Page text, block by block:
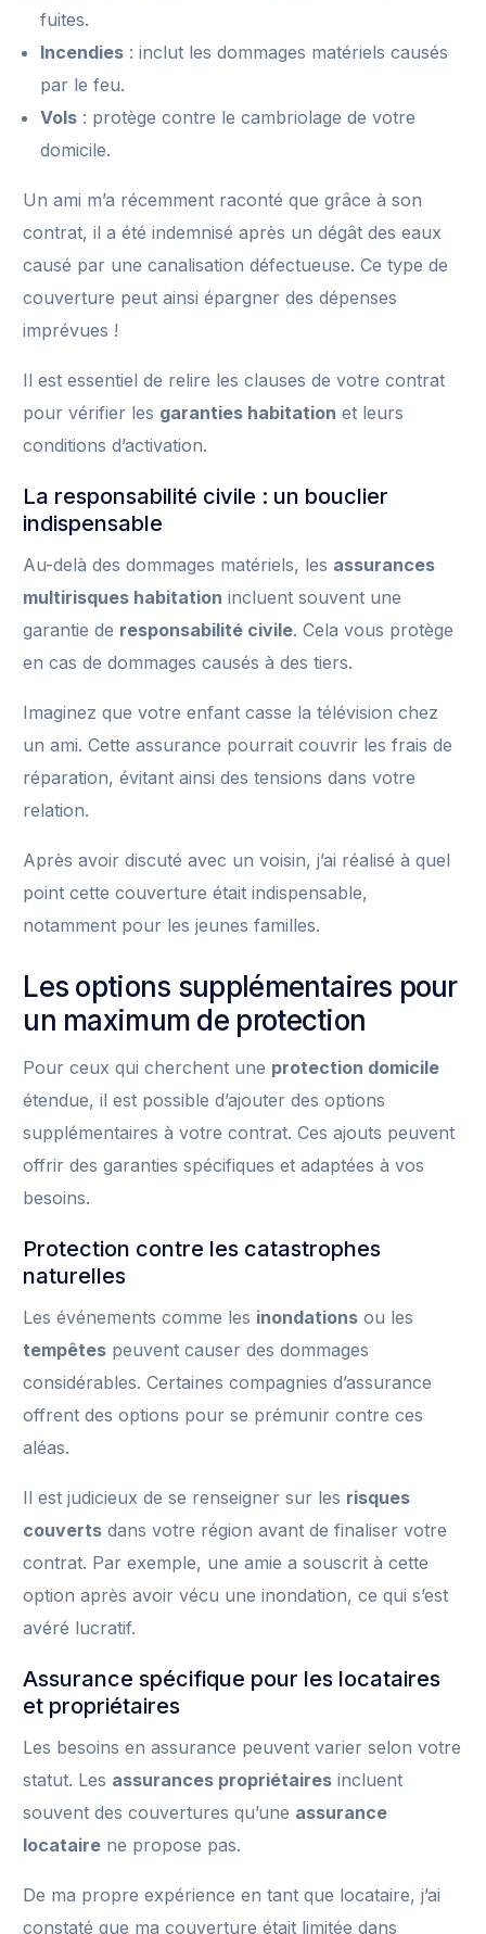
fuites.
Incendies : inclut les dommages matériels causés
par le feu.
Vols : protège contre le cambriolage de votre
domicile.
Un ami m’a récemment raconté que grâce à son
contrat, il a été indemnisé après un dégât des eaux
causé par une canalisation défectueuse. Ce type de
couverture peut ainsi épargner des dépenses
imprévues !
Il est essentiel de relire les clauses de votre contrat
pour vérifier les garanties habitation et leurs
conditions d’activation.
La responsabilité civile : un bouclier
indispensable
Au-delà des dommages matériels, les assurances
multirisques habitation incluent souvent une
garantie de responsabilité civile. Cela vous protège
en cas de dommages causés à des tiers.
Imaginez que votre enfant casse la télévision chez
un ami. Cette assurance pourrait couvrir les frais de
réparation, évitant ainsi des tensions dans votre
relation.
Après avoir discuté avec un voisin, j’ai réalisé à quel
point cette couverture était indispensable,
notamment pour les jeunes familles.
Les options supplémentaires pour
un maximum de protection
Pour ceux qui cherchent une protection domicile
étendue, il est possible d’ajouter des options
supplémentaires à votre contrat. Ces ajouts peuvent
offrir des garanties spécifiques et adaptées à vos
besoins.
Protection contre les catastrophes
naturelles
Les événements comme les inondations ou les
tempêtes peuvent causer des dommages
considérables. Certaines compagnies d’assurance
offrent des options pour se prémunir contre ces
aléas.
Il est judicieux de se renseigner sur les risques
couverts dans votre région avant de finaliser votre
contrat. Par exemple, une amie a souscrit à cette
option après avoir vécu une inondation, ce qui s’est
avéré lucratif.
Assurance spécifique pour les locataires
et propriétaires
Les besoins en assurance peuvent varier selon votre
statut. Les assurances propriétaires incluent
souvent des couvertures qu’une assurance
locataire ne propose pas.
De ma propre expérience en tant que locataire, j’ai
constaté que ma couverture était limitée dans